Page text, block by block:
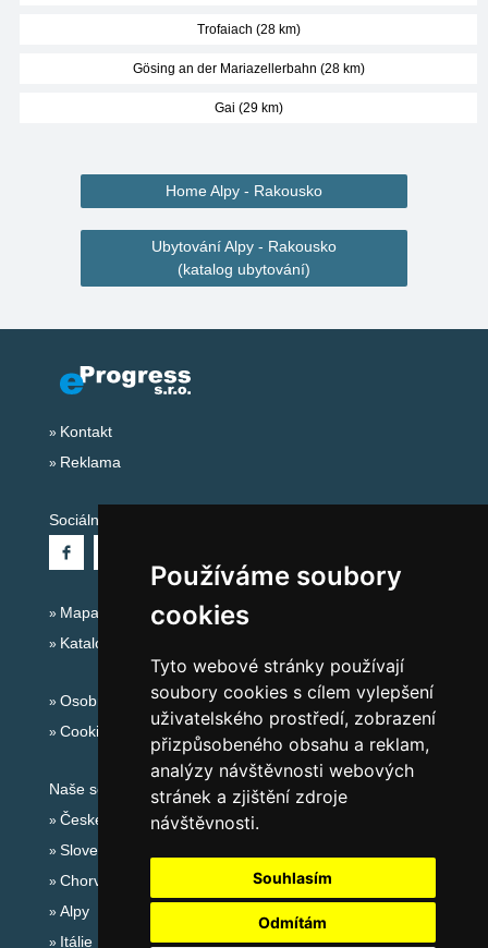
Používáme soubory
cookies
Tyto webové stránky používají
soubory cookies s cílem vylepšení
uživatelského prostředí, zobrazení
přizpůsobeného obsahu a reklam,
analýzy návštěvnosti webových
stránek a zjištění zdroje
návštěvnosti.
Souhlasím
Odmítám
Trofaiach (28 km)
Gösing an der Mariazellerbahn (28 km)
Gai (29 km)
Home Alpy - Rakousko
Ubytování Alpy - Rakousko
(katalog ubytování)
Kontakt
Reklama
Sociální sítě:
Mapa serveru Alpy - Rakousko
Katalog ubytování
Osobní údaje
Cookies
Naše servery:
České hory
Slovenské hory
Chorvatsko
Alpy
Itálie